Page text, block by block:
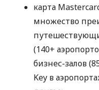
карта
множество
(140+
бизнес-залов
Key в